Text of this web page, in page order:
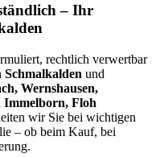
– Ihr
rechtlich verwertbar
Schmalkalden und
Wernshausen,
Immelborn, Floh
wir Sie bei wichtigen
– ob beim Kauf, bei